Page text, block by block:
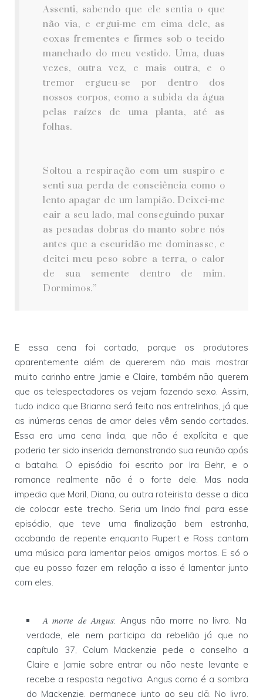
Assenti, sabendo que ele sentia o que
não via, e ergui-me em cima dele, as
coxas frementes e firmes sob o tecido
manchado do meu vestido. Uma, duas
vezes, outra vez, e mais outra, e o
tremor ergueu-se por dentro dos
nossos corpos, como a subida da água
pelas raízes de uma planta, até as
folhas.
Soltou a respiração com um suspiro e
senti sua perda de consciência como o
lento apagar de um lampião. Deixei-me
cair a seu lado, mal conseguindo puxar
as pesadas dobras do manto sobre nós
antes que a escuridão me dominasse, e
deitei meu peso sobre a terra, o calor
de sua semente dentro de mim.
Dormimos.”
E essa cena foi cortada, porque os produtores
aparentemente além de quererem não mais mostrar
muito carinho entre Jamie e Claire, também não querem
que os telespectadores os vejam fazendo sexo. Assim,
tudo indica que Brianna será feita nas entrelinhas, já que
as inúmeras cenas de amor deles vêm sendo cortadas.
Essa era uma cena linda, que não é explícita e que
poderia ter sido inserida demonstrando sua reunião após
a batalha. O episódio foi escrito por Ira Behr, e o
romance realmente não é o forte dele. Mas nada
impedia que Maril, Diana, ou outra roteirista desse a dica
de colocar este trecho. Seria um lindo final para esse
episódio, que teve uma finalização bem estranha,
acabando de repente enquanto Rupert e Ross cantam
uma música para lamentar pelos amigos mortos. E só o
que eu posso fazer em relação a isso é lamentar junto
com eles.
A morte de Angus: Angus não morre no livro. Na
verdade, ele nem participa da rebelião já que no
capítulo 37, Colum Mackenzie pede o conselho a
Claire e Jamie sobre entrar ou não neste levante e
recebe a resposta negativa. Angus como é a sombra
do Mackenzie, permanece junto ao seu clã. No livro,